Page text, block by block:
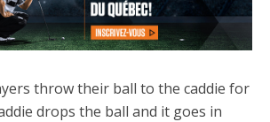
throw their ball to the caddie for
drops the ball and it goes in